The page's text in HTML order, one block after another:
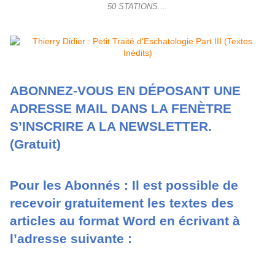
50 STATIONS....
ABONNEZ-VOUS EN DÉPOSANT UNE
ADRESSE MAIL DANS LA FENÈTRE
S’INSCRIRE A LA NEWSLETTER.
(Gratuit)
Pour les Abonnés : Il est possible de
recevoir gratuitement les textes des
articles au format Word en écrivant à
l’adresse suivante :